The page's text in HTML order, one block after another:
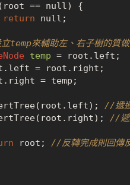
== null) {
return
null ;
temp來輔助左、右子樹的質
temp = root.left;
invertTree(root.left);
//遞
invertTree(root.right);
//遞
root; //反轉完成則